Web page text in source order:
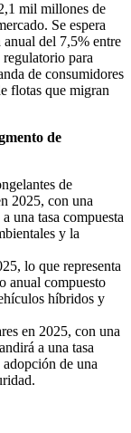
mil millones de
Se espera
anual del 7,5% entre
para
de consumidores
flotas que migran
de
de
2025, con una
una tasa compuesta
y la
lo que representa
anual compuesto
híbridos y
en 2025, con una
a una tasa
de una